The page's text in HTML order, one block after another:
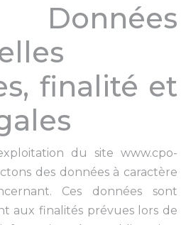
finalité et
du site www.cpo-
des données à caractère
Ces données sont
aux finalités prévues lors de